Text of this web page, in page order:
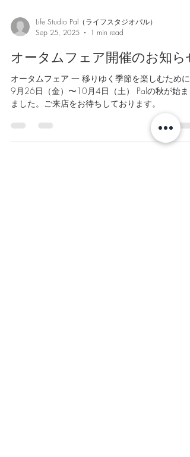
Life Studio Pal（ライフスタジオパル）
Sep 25, 2025
1 min read
オータムフェア開催のお知らせ
オータムフェア 一 移りゆく季節を楽しむために
9月26日（金）〜10月4日（土） Palの秋が始ま